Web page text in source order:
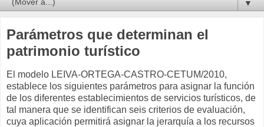
▼
Parámetros que determinan el
patrimonio turístico
El modelo LEIVA-ORTEGA-CASTRO-CETUM/2010,
establece los siguientes parámetros para asignar la función
de los diferentes establecimientos de servicios turísticos, de
tal manera que se identifican seis criterios de evaluación,
cuya aplicación permitirá asignar la jerarquía a los recursos